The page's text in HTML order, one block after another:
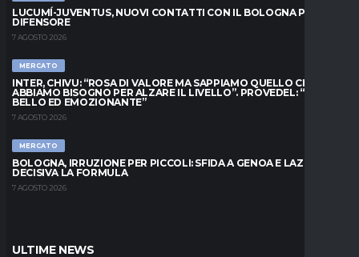
LUCUMÍ-JUVENTUS, NUOVI CONTATTI CON IL BOLOGNA PER IL
DIFENSORE
7 AGOSTO 2026
MERCATO
INTER, CHIVU: “ROSA DI VALORE MA SAPPIAMO QUELLO CHE
ABBIAMO BISOGNO PER ALZARE IL LIVELLO”. PROVEDEL: “MESE
BELLO ED EMOZIONANTE”
7 AGOSTO 2026
MERCATO
BOLOGNA, IRRUZIONE PER PICCOLI: SFIDA A GENOA E LAZIO,
DECISIVA LA FORMULA
7 AGOSTO 2026
ULTIME NEWS